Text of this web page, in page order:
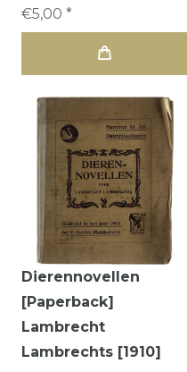
€5,00 *
Dierennovellen
[Paperback]
Lambrecht
Lambrechts [1910]